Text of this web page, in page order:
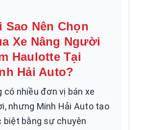
Sao Nên Chọn
Xe Nâng Người
Haulotte Tại
Hải Auto?
có nhiều đơn vị bán xe
nhưng Minh Hải Auto tạo
biệt bằng sự chuyên